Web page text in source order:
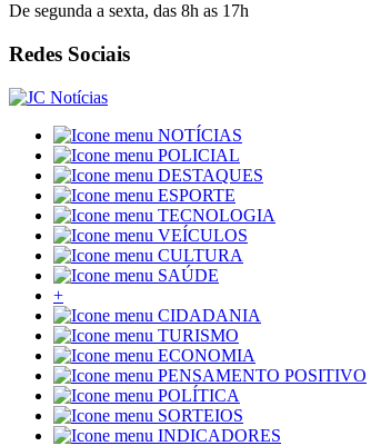
De segunda a sexta, das 8h as 17h
Redes Sociais
NOTÍCIAS
POLICIAL
DESTAQUES
ESPORTE
TECNOLOGIA
VEÍCULOS
CULTURA
SAÚDE
+
CIDADANIA
TURISMO
ECONOMIA
PENSAMENTO POSITIVO
POLÍTICA
SORTEIOS
INDICADORES